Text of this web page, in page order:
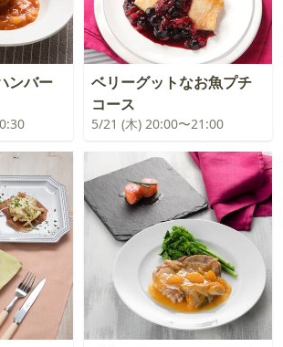
ンバー
ベリーグットなお魚プチ
コース
5/21 (木) 20:00〜21:00